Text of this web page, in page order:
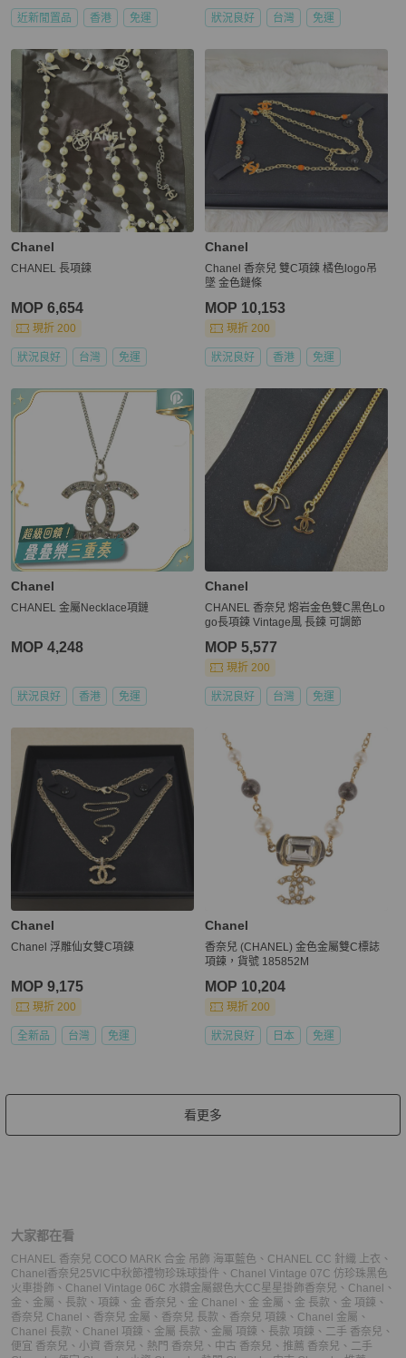
近新閒置品 香港 免運 狀況良好 台灣 免運
Chanel
CHANEL 長項鍊
MOP 6,654
現折 200
狀況良好 台灣 免運
Chanel
Chanel 香奈兒 雙C項鍊 橘色logo吊
墜 金色鏈條
MOP 10,153
現折 200
狀況良好 香港 免運
Chanel
CHANEL 金屬Necklace項鏈
MOP 4,248
狀況良好 香港 免運
Chanel
CHANEL 香奈兒 熔岩金色雙C黑色Lo
go長項鍊 Vintage風 長鍊 可調節
MOP 5,577
現折 200
狀況良好 台灣 免運
Chanel
Chanel 浮雕仙女雙C項鍊
MOP 9,175
現折 200
全新品 台灣 免運
Chanel
香奈兒 (CHANEL) 金色金屬雙C標誌
項鍊，貨號 185852M
MOP 10,204
現折 200
狀況良好 日本 免運
看更多
大家都在看
CHANEL 香奈兒 COCO MARK 合金 吊飾 海軍藍色 、 CHANEL CC 針織 上衣 、
Chanel香奈兒25VIC中秋節禮物珍珠球掛件 、 Chanel Vintage 07C 仿珍珠黑色
火車掛飾 、 Chanel Vintage 06C 水鑽金屬銀色大CC星星掛飾香奈兒 、 Chanel 、
金 、 金屬 、 長款 、 項鍊 、 金 香奈兒 、 金 Chanel 、 金 金屬 、 金 長款 、 金 項鍊 、
香奈兒 Chanel 、 香奈兒 金屬 、 香奈兒 長款 、 香奈兒 項鍊 、 Chanel 金屬 、
Chanel 長款 、 Chanel 項鍊 、 金屬 長款 、 金屬 項鍊 、 長款 項鍊 、 二手 香奈兒 、
便宜 香奈兒 、 小資 香奈兒 、 熱門 香奈兒 、 中古 香奈兒 、 推薦 香奈兒 、 二手